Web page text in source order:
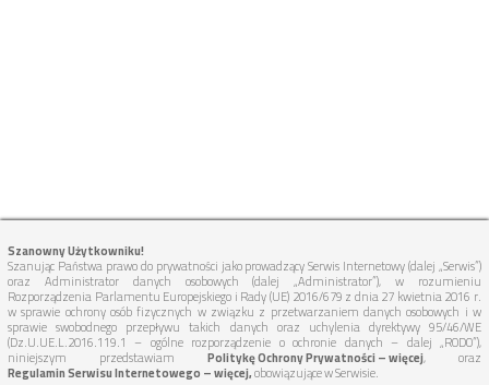
Szanowny Użytkowniku!
Szanując Państwa prawo do prywatności jako prowadzący Serwis Internetowy (dalej „Serwis”)
oraz Administrator danych osobowych (dalej „Administrator”), w rozumieniu
Rozporządzenia Parlamentu Europejskiego i Rady (UE) 2016/679 z dnia 27 kwietnia 2016 r.
w sprawie ochrony osób fizycznych w związku z przetwarzaniem danych osobowych i w
sprawie swobodnego przepływu takich danych oraz uchylenia dyrektywy 95/46/WE
(Dz.U.UE.L.2016.119.1 – ogólne rozporządzenie o ochronie danych – dalej „RODO”),
niniejszym przedstawiam Politykę Ochrony Prywatności – więcej, oraz
Regulamin Serwisu Internetowego – więcej,obowiązujące w Serwisie.